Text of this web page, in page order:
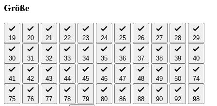
Größe
19 20 21 22 23 24 25 26 27 28 29
30 31 32 33 34 35 36 37 38 39 40
41 42 43 44 45 46 47 48 49 50 74
75 76 77 78 79 80 86 88 90 92 98